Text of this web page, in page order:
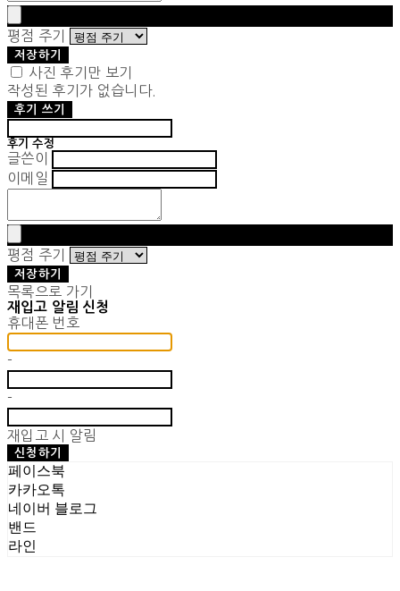
평점 주기
저장하기
사진 후기만 보기
작성된 후기가 없습니다.
후기 쓰기
후기 수정
글쓴이
이메일
평점 주기
저장하기
목록으로 가기
재입고 알림 신청
휴대폰 번호
-
-
재입고 시 알림
신청하기
페이스북
카카오톡
네이버 블로그
밴드
라인